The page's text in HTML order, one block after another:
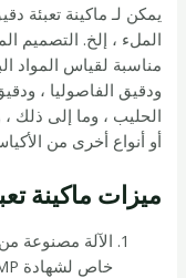
يمكن لـ ماكينة تعبئة
الملء ، إلخ. التصميم
مناسبة لقياس المواد
ودقيق الفاصوليا ،
الحليب ، وما إلى ذلك
أو أنواع أخرى من
ميزات ماكينة
الآلة مصنوعة